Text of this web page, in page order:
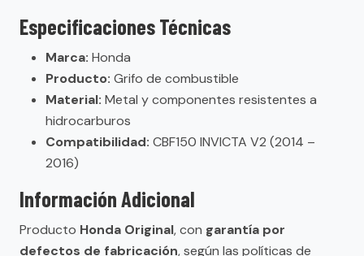
Especificaciones Técnicas
Marca: Honda
Producto: Grifo de combustible
Material: Metal y componentes resistentes a
hidrocarburos
Compatibilidad: CBF150 INVICTA V2 (2014 –
2016)
Información Adicional
Producto Honda Original, con garantía por
defectos de fabricación, según las políticas de